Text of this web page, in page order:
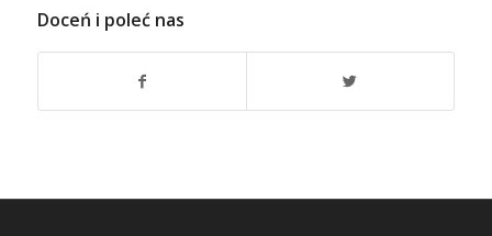
Doceń i poleć nas